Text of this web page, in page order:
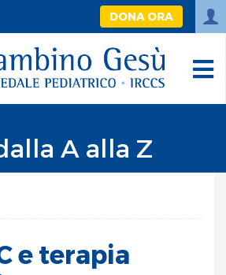
DONA ORA
A alla Z
e terapia